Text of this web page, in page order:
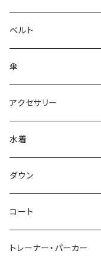
ベルト
傘
アクセサリー
水着
～44/S
46/M
48/L
ダウン
～44/S
46/M
コート
～44/S
トレーナー・パーカー